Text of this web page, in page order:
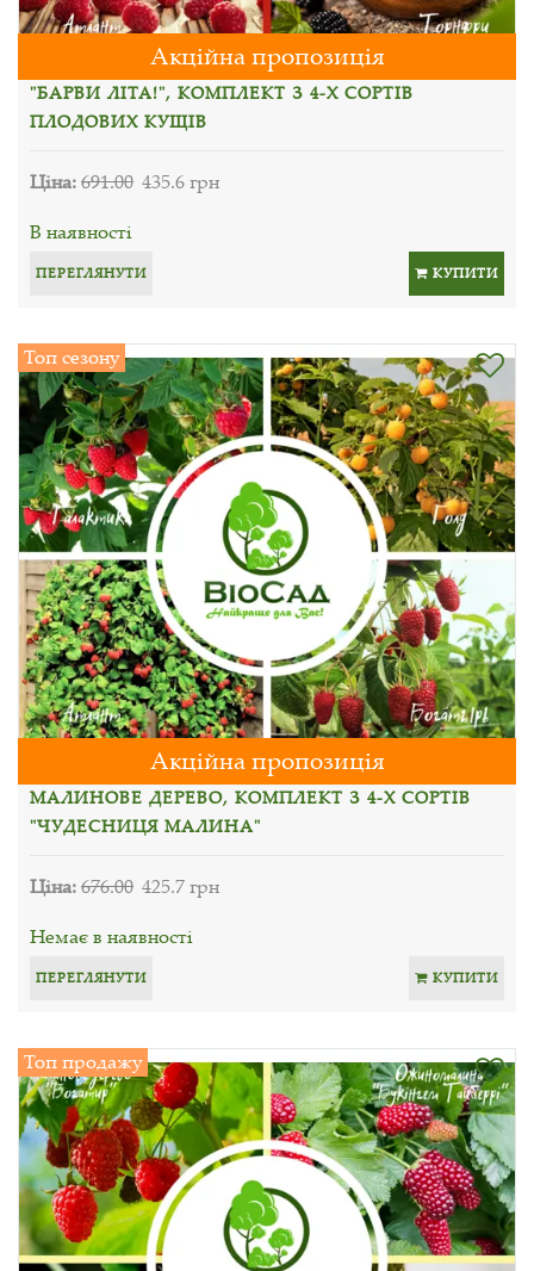
Акційна пропозиція
"БАРВИ ЛІТА!", КОМПЛЕКТ З 4-Х СОРТІВ
ПЛОДОВИХ КУЩІВ
Ціна:691.00 435.6 грн
В наявності
ПЕРЕГЛЯНУТИ КУПИТИ
Топ сезону
Акційна пропозиція
МАЛИНОВЕ ДЕРЕВО, КОМПЛЕКТ З 4-Х СОРТІВ
"ЧУДЕСНИЦЯ МАЛИНА"
Ціна:676.00 425.7 грн
Немає в наявності
ПЕРЕГЛЯНУТИ КУПИТИ
Топ продажу